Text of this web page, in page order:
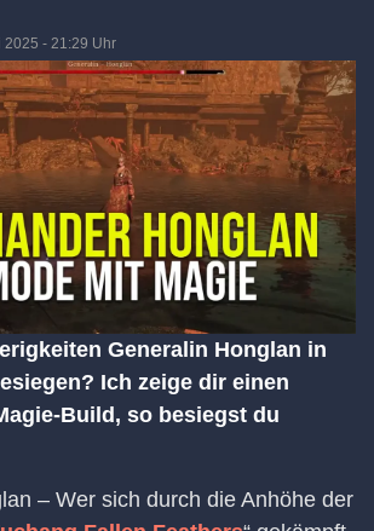
2025 - 21:29 Uhr
Generalin Honglan in
Ich zeige dir einen
Build, so besiegst du
– Wer sich durch die Anhöhe der